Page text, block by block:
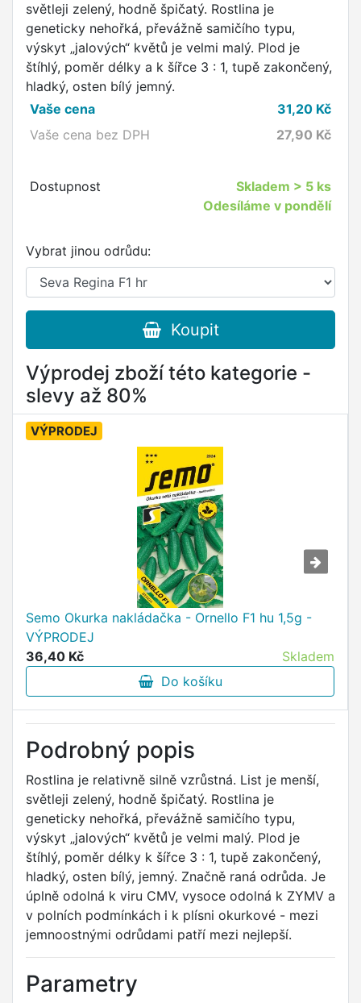
světleji zelený, hodně špičatý. Rostlina je
geneticky nehořká, převážně samičího typu,
výskyt „jalových“ květů je velmi malý. Plod je
štíhlý, poměr délky a k šířce 3 : 1, tupě zakončený,
hladký, osten bílý jemný.
Vaše cena
31,20 Kč
Vaše cena bez DPH
27,90 Kč
Dostupnost Skladem > 5 ks
Odesíláme v pondělí
Vybrat jinou odrůdu:
Koupit
Výprodej zboží této kategorie -
slevy až 80%
VÝPRODEJ
Semo Okurka nakládačka - Ornello F1 hu 1,5g -
VÝPRODEJ
36,40 Kč
Skladem
Do košíku
Podrobný popis
Rostlina je relativně silně vzrůstná. List je menší,
světleji zelený, hodně špičatý. Rostlina je
geneticky nehořká, převážně samičího typu,
výskyt „jalových“ květů je velmi malý. Plod je
štíhlý, poměr délky k šířce 3 : 1, tupě zakončený,
hladký, osten bílý, jemný. Značně raná odrůda. Je
úplně odolná k viru CMV, vysoce odolná k ZYMV a
v polních podmínkách i k plísni okurkové - mezi
jemnoostnými odrůdami patří mezi nejlepší.
Parametry